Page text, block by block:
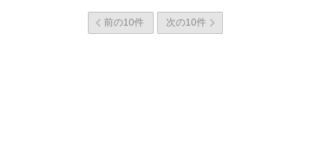
前の10件 次の10件